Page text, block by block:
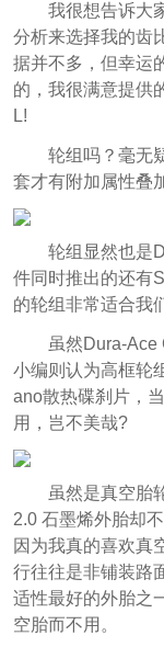
我很想告诉大
分析来选择我的齿
据并不多，但幸运
的，我很满意提供
L!
轮组吗？毫无
套才有附加属性叠
轮组显然也是
件同时推出的还有
的轮组非常适合我
虽然Dura-Ace
小编则认为高框轮
ano散热碟刹片，
用，岂不美哉?
虽然是真空胎
2.0 石墨烯外胎却
因为我真的喜欢真
行往往是非铺装路
适性最好的外胎之
空胎而不用。